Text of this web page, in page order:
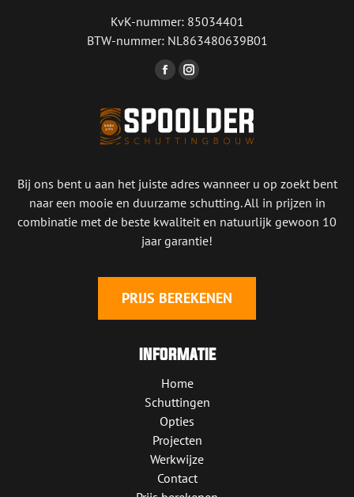
KvK-nummer: 85034401
BTW-nummer: NL863480639B01
Facebook
in
window
Instagram
in
window
Bij ons bent u aan het juiste adres wanneer u op zoekt bent
naar een mooie en duurzame schutting. All in prijzen in
combinatie met de beste kwaliteit en natuurlijk gewoon 10
jaar garantie!
PRIJS BEREKENEN
INFORMATIE
Home
Schuttingen
Opties
Projecten
Werkwijze
Contact